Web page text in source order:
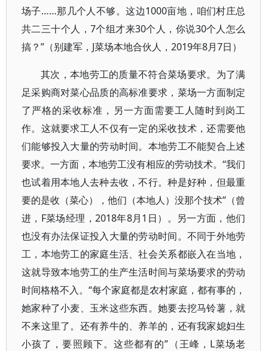
场子……那几个人不够。这边1000亩地，咱们村庄总
共二三十个人，7个组才来30个人，你说30个人怎么
搞？”（别建军，J菜场本地合伙人，2019年8月7日）
其次，本地劳工的质量不符合菜场要求。为了满
足采购商对菜心品质的高标准要求，菜场一方面制定
了严格的采收标准，另一方面需要工人随时到岗工
作。这就要求工人不仅有一定的采收技术，还需要他
们能够投入大量的劳动时间。本地劳工不能契合上述
要求。一方面，本地劳工没有相应的劳动技术。“我们
也试着用本地人去种去收，不行。种是好种，但最重
要的是收（菜心），他们（本地人）没那个技术”（曾
进，F菜场经理，2018年8月1日）。另一方面，他们
也没有办法保证投入大量的劳动时间。不同于外地劳
工，本地劳工的家庭生活、社会关系都嵌入在当地，
这就导致本地劳工的生产生活时间与菜场要求的劳动
时间格格不入。“每个家庭都是农村家庭，都有事的，
她家种了小麦、玉米这些东西。她要去挖马铃薯，就
不来这里了。还有养牛的、养羊的，还有我家媳妇生
小孩了，要照顾下。这些都有的”（王峰，L菜场老